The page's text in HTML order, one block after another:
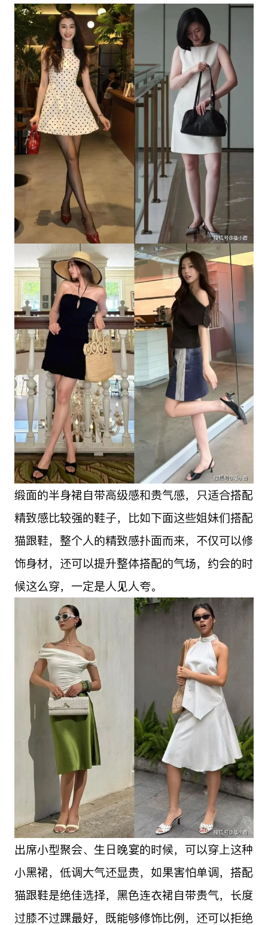
缎面的半身裙自带高级感和贵气感，只适合搭配
精致感比较强的鞋子，比如下面这些姐妹们搭配
猫跟鞋，整个人的精致感扑面而来，不仅可以修
饰身材，还可以提升整体搭配的气场，约会的时
候这么穿，一定是人见人夸。
出席小型聚会、生日晚宴的时候，可以穿上这种
小黑裙，低调大气还显贵，如果害怕单调，搭配
猫跟鞋是绝佳选择，黑色连衣裙自带贵气，长度
过膝不过踝最好，既能够修饰比例，还可以拒绝